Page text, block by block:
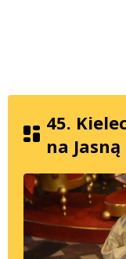
45.
na Jasną